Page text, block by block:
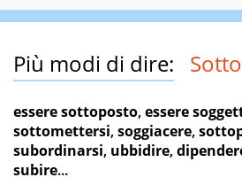
Più modi di dire:
essere sottoposto,essere
sottomettersi,soggiacere,
subordinarsi, ubbidire,
subire...